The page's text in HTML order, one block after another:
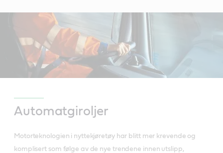
Automatgiroljer
Motorteknologien i nyttekjøretøy har blitt mer krevende og
komplisert som følge av de nye trendene innen utslipp,